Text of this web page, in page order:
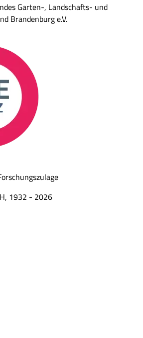
Garten-, Landschafts- und
Brandenburg e.V.
1932 - 2026